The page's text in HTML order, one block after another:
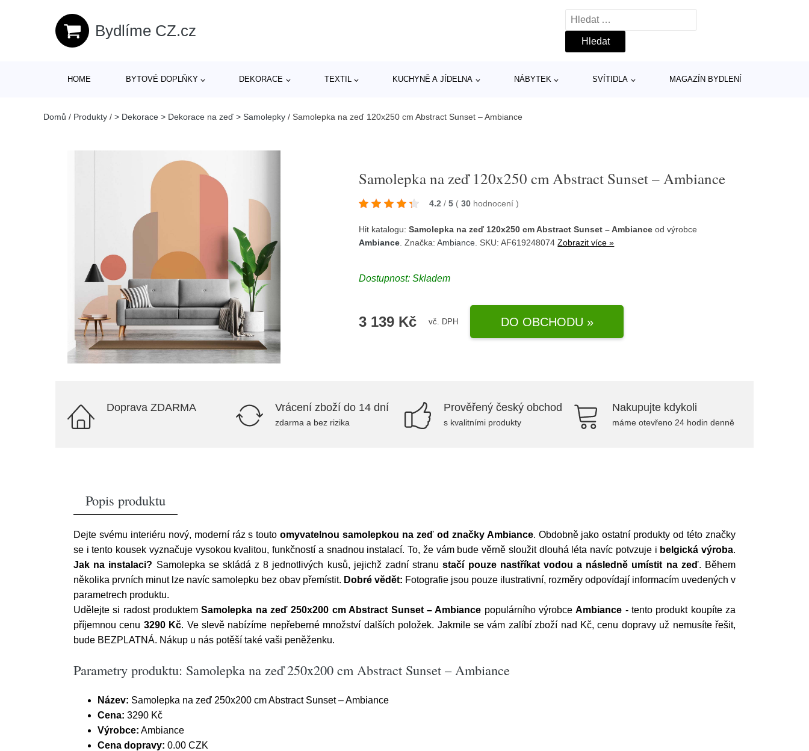
Bydlíme CZ.cz
Vyhledávání
HOME BYTOVÉ DOPLŇKY DEKORACE TEXTIL KUCHYNĚ A JÍDELNA NÁBYTEK SVÍTIDLA MAGAZÍN BYDLENÍ
Domů / Produkty / > Dekorace > Dekorace na zeď > Samolepky / Samolepka na zeď 120x250 cm Abstract Sunset – Ambiance
Samolepka na zeď 120x250 cm Abstract Sunset – Ambiance
4.2 / 5 ( 30 hodnocení)
Hit katalogu:Samolepka na zeď 120x250 cm Abstract Sunset – Ambiance od výrobce
Ambiance . Značka:Ambiance . SKU: AF619248074Zobrazit více »
Dostupnost:Skladem
3 139 Kč vč. DPH DO OBCHODU »
Doprava ZDARMA Vrácení zboží do 14 dní
zdarma a bez rizika
Prověřený český obchod
s kvalitními produkty
Nakupujte kdykoli
máme otevřeno 24 hodin denně
Popis produktu
Dejte svému interiéru nový, moderní ráz s toutoomyvatelnou samolepkou na zeď od značky Ambiance. Obdobně jako ostatní produkty od této značky
se i tento kousek vyznačuje vysokou kvalitou, funkčností a snadnou instalací. To, že vám bude věrně sloužit dlouhá léta navíc potvzuje i belgická výroba.
Jak na instalaci? Samolepka se skládá z 8 jednotlivých kusů, jejichž zadní stranustačí pouze nastříkat vodou a následně umístit na zeď. Během
několika prvních minut lze navíc samolepku bez obav přemístit. Dobré vědět: Fotografie jsou pouze ilustrativní, rozměry odpovídají informacím uvedených v
parametrech produktu.
Udělejte si radost produktemSamolepka na zeď 250x200 cm Abstract Sunset – Ambiance populárního výrobceAmbiance - tento produkt koupíte za
příjemnou cenu 3290 Kč. Ve slevě nabízíme nepřeberné množství dalších položek. Jakmile se vám zalíbí zboží nad Kč, cenu dopravy už nemusíte řešit,
bude BEZPLATNÁ. Nákup u nás potěší také vaši peněženku.
Parametry produktu: Samolepka na zeď 250x200 cm Abstract Sunset – Ambiance
Název: Samolepka na zeď 250x200 cm Abstract Sunset – Ambiance
Cena: 3290 Kč
Výrobce: Ambiance
Cena dopravy: 0.00 CZK